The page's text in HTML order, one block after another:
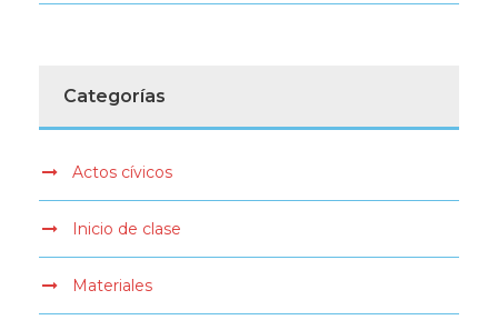
Categorías
Actos cívicos
Inicio de clase
Materiales